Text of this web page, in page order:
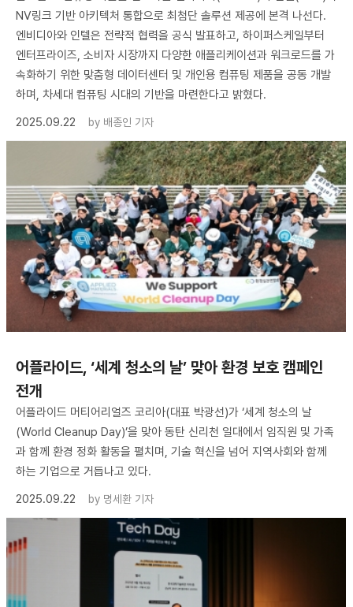
NV링크 기반 아키텍처 통합으로 최첨단 솔루션 제공에 본격 나선다.
엔비디아와 인텔은 전략적 협력을 공식 발표하고, 하이퍼스케일부터
엔터프라이즈, 소비자 시장까지 다양한 애플리케이션과 워크로드를 가
속화하기 위한 맞춤형 데이터센터 및 개인용 컴퓨팅 제품을 공동 개발
하며, 차세대 컴퓨팅 시대의 기반을 마련한다고 밝혔다.
2025.09.22
by 배종인 기자
어플라이드, ‘세계 청소의 날’ 맞아 환경 보호 캠페인
전개
어플라이드 머티어리얼즈 코리아(대표 박광선)가 ‘세계 청소의 날
(World Cleanup Day)’을 맞아 동탄 신리천 일대에서 임직원 및 가족
과 함께 환경 정화 활동을 펼치며, 기술 혁신을 넘어 지역사회와 함께
하는 기업으로 거듭나고 있다.
2025.09.22
by 명세환 기자